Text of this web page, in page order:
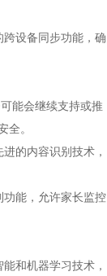
设备同步功能，确
能会继续支持或推
。
的内容识别技术，
能，允许家长监控
和机器学习技术，